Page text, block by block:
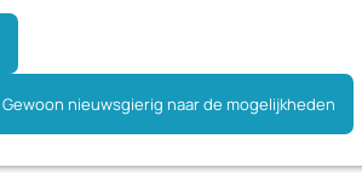
Gewoon nieuwsgierig naar de mogelijkheden
planningsfase